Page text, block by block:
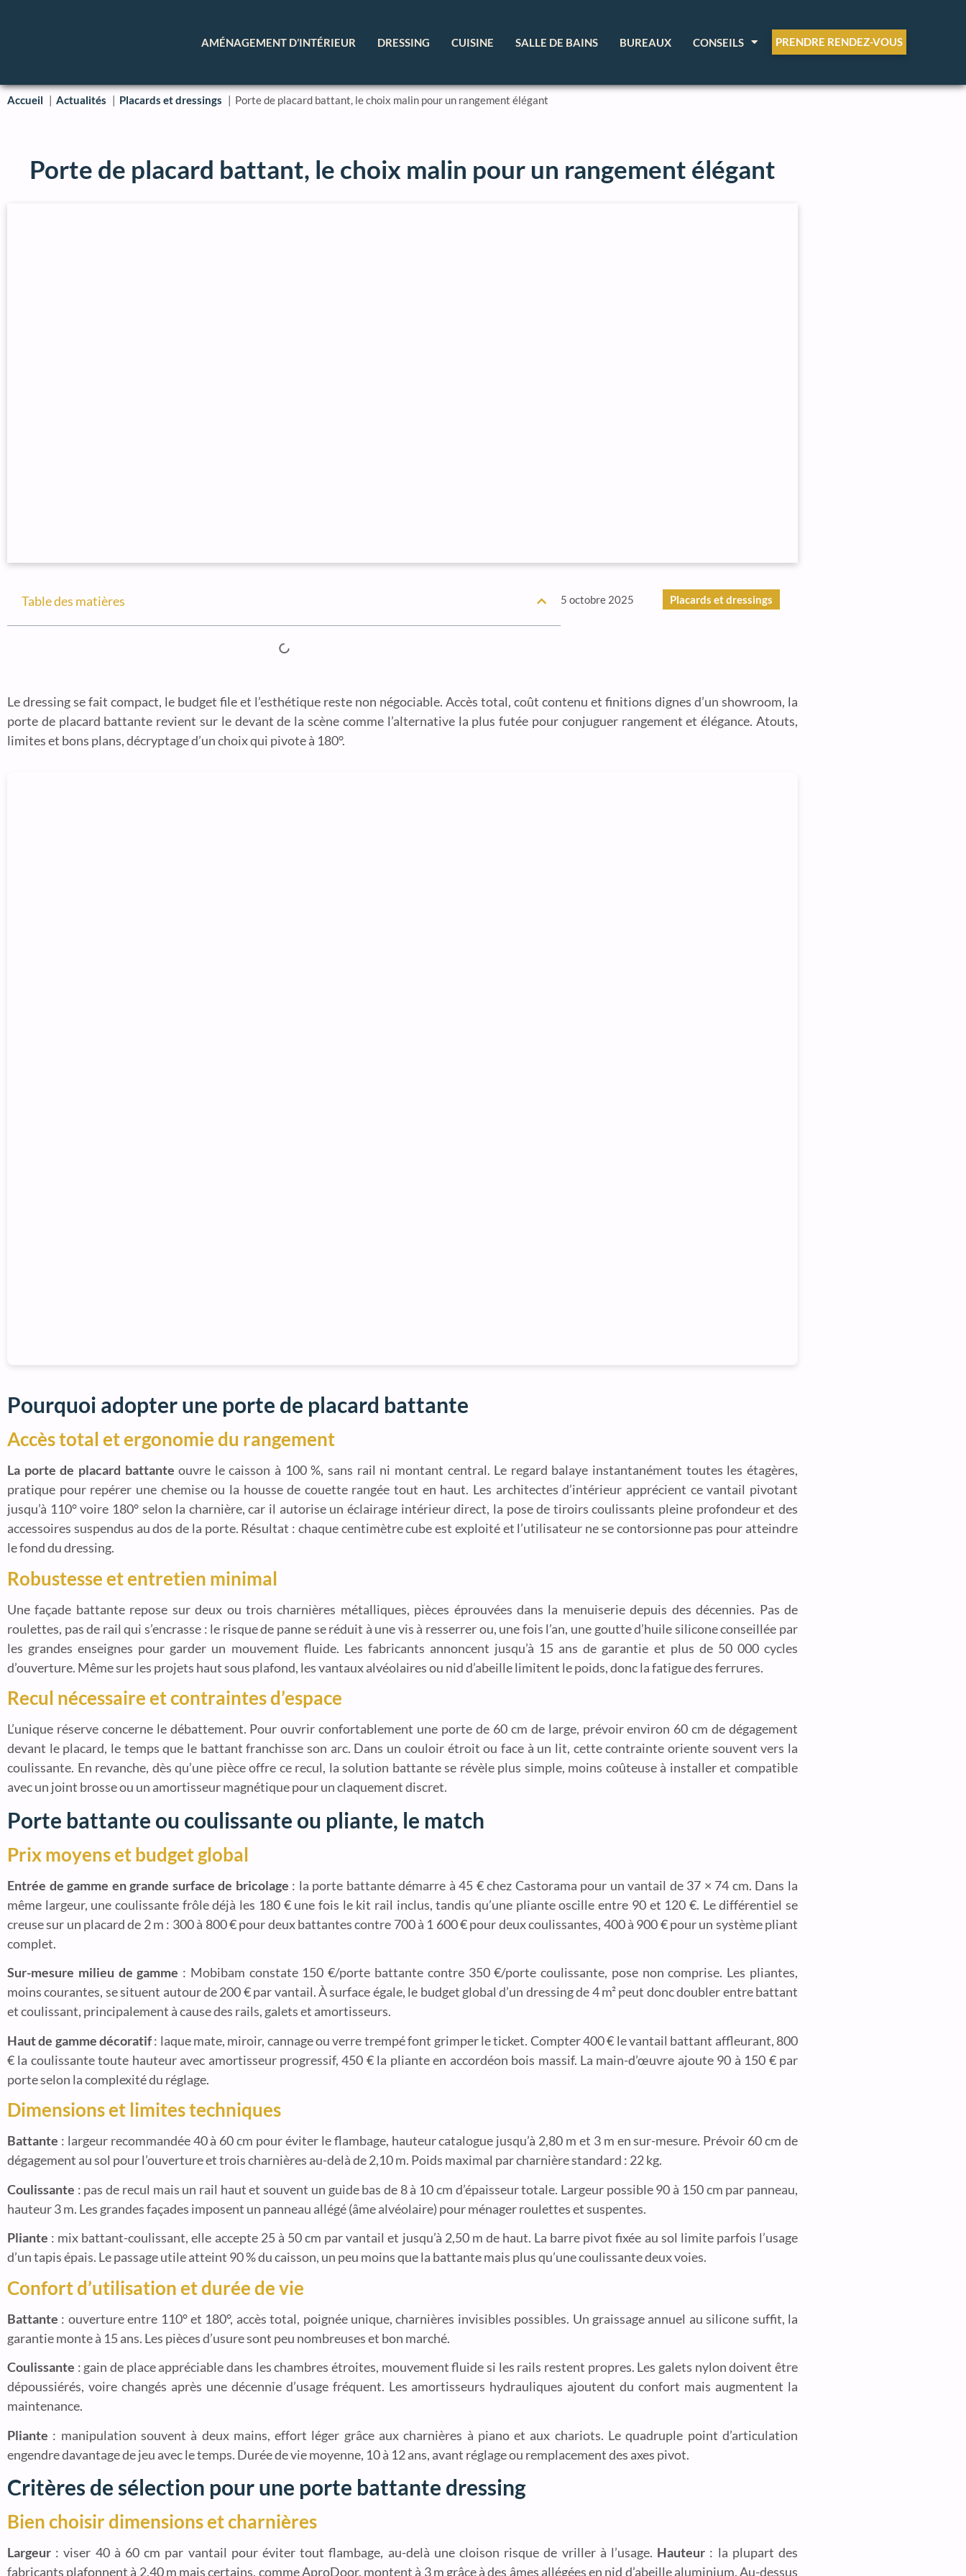
AMÉNAGEMENT D’INTÉRIEUR DRESSING CUISINE SALLE DE BAINS BUREAUX CONSEILS PRENDRE RENDEZ-VOUS
Accueil Actualités Placards et dressings Porte de placard battant, le choix malin pour un rangement élégant
Porte de placard battant, le choix malin pour un rangement élégant
Table des matières 5 octobre 2025 Placards et dressings
Le dressing se fait compact, le budget file et l’esthétique reste non négociable. Accès total, coût contenu et finitions dignes d’un showroom, la
porte de placard battante revient sur le devant de la scène comme l’alternative la plus futée pour conjuguer rangement et élégance. Atouts,
limites et bons plans, décryptage d’un choix qui pivote à 180°.
Pourquoi adopter une porte de placard battante
Accès total et ergonomie du rangement
La porte de placard battante ouvre le caisson à 100 %, sans rail ni montant central. Le regard balaye instantanément toutes les étagères,
pratique pour repérer une chemise ou la housse de couette rangée tout en haut. Les architectes d’intérieur apprécient ce vantail pivotant
jusqu’à 110° voire 180° selon la charnière, car il autorise un éclairage intérieur direct, la pose de tiroirs coulissants pleine profondeur et des
accessoires suspendus au dos de la porte. Résultat : chaque centimètre cube est exploité et l’utilisateur ne se contorsionne pas pour atteindre
le fond du dressing.
Robustesse et entretien minimal
Une façade battante repose sur deux ou trois charnières métalliques, pièces éprouvées dans la menuiserie depuis des décennies. Pas de
roulettes, pas de rail qui s’encrasse : le risque de panne se réduit à une vis à resserrer ou, une fois l’an, une goutte d’huile silicone conseillée par
les grandes enseignes pour garder un mouvement fluide. Les fabricants annoncent jusqu’à 15 ans de garantie et plus de 50 000 cycles
d’ouverture. Même sur les projets haut sous plafond, les vantaux alvéolaires ou nid d’abeille limitent le poids, donc la fatigue des ferrures.
Recul nécessaire et contraintes d’espace
L’unique réserve concerne le débattement. Pour ouvrir confortablement une porte de 60 cm de large, prévoir environ 60 cm de dégagement
devant le placard, le temps que le battant franchisse son arc. Dans un couloir étroit ou face à un lit, cette contrainte oriente souvent vers la
coulissante. En revanche, dès qu’une pièce offre ce recul, la solution battante se révèle plus simple, moins coûteuse à installer et compatible
avec un joint brosse ou un amortisseur magnétique pour un claquement discret.
Porte battante ou coulissante ou pliante, le match
Prix moyens et budget global
Entrée de gamme en grande surface de bricolage : la porte battante démarre à 45 € chez Castorama pour un vantail de 37 × 74 cm. Dans la
même largeur, une coulissante frôle déjà les 180 € une fois le kit rail inclus, tandis qu’une pliante oscille entre 90 et 120 €. Le différentiel se
creuse sur un placard de 2 m : 300 à 800 € pour deux battantes contre 700 à 1 600 € pour deux coulissantes, 400 à 900 € pour un système pliant
complet.
Sur-mesure milieu de gamme : Mobibam constate 150 €/porte battante contre 350 €/porte coulissante, pose non comprise. Les pliantes,
moins courantes, se situent autour de 200 € par vantail. À surface égale, le budget global d’un dressing de 4 m² peut donc doubler entre battant
et coulissant, principalement à cause des rails, galets et amortisseurs.
Haut de gamme décoratif: laque mate, miroir, cannage ou verre trempé font grimper le ticket. Compter 400 € le vantail battant affleurant, 800
€ la coulissante toute hauteur avec amortisseur progressif, 450 € la pliante en accordéon bois massif. La main-d’œuvre ajoute 90 à 150 € par
porte selon la complexité du réglage.
Dimensions et limites techniques
Battante : largeur recommandée 40 à 60 cm pour éviter le flambage, hauteur catalogue jusqu’à 2,80 m et 3 m en sur-mesure. Prévoir 60 cm de
dégagement au sol pour l’ouverture et trois charnières au-delà de 2,10 m. Poids maximal par charnière standard : 22 kg.
Coulissante : pas de recul mais un rail haut et souvent un guide bas de 8 à 10 cm d’épaisseur totale. Largeur possible 90 à 150 cm par panneau,
hauteur 3 m. Les grandes façades imposent un panneau allégé (âme alvéolaire) pour ménager roulettes et suspentes.
Pliante : mix battant-coulissant, elle accepte 25 à 50 cm par vantail et jusqu’à 2,50 m de haut. La barre pivot fixée au sol limite parfois l’usage
d’un tapis épais. Le passage utile atteint 90 % du caisson, un peu moins que la battante mais plus qu’une coulissante deux voies.
Confort d’utilisation et durée de vie
Battante : ouverture entre 110° et 180°, accès total, poignée unique, charnières invisibles possibles. Un graissage annuel au silicone suffit, la
garantie monte à 15 ans. Les pièces d’usure sont peu nombreuses et bon marché.
Coulissante : gain de place appréciable dans les chambres étroites, mouvement fluide si les rails restent propres. Les galets nylon doivent être
dépoussiérés, voire changés après une décennie d’usage fréquent. Les amortisseurs hydrauliques ajoutent du confort mais augmentent la
maintenance.
Pliante : manipulation souvent à deux mains, effort léger grâce aux charnières à piano et aux chariots. Le quadruple point d’articulation
engendre davantage de jeu avec le temps. Durée de vie moyenne, 10 à 12 ans, avant réglage ou remplacement des axes pivot.
Critères de sélection pour une porte battante dressing
Bien choisir dimensions et charnières
Largeur : viser 40 à 60 cm par vantail pour éviter tout flambage, au-delà une cloison risque de vriller à l’usage. Hauteur : la plupart des
fabricants plafonnent à 2,40 m mais certains, comme AproDoor, montent à 3 m grâce à des âmes allégées en nid d’abeille aluminium. Au-dessus